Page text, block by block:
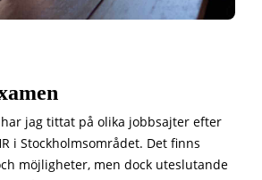
jag tittat på olika jobbsajter efter
i Stockholmsområdet. Det finns
möjligheter, men dock uteslutande